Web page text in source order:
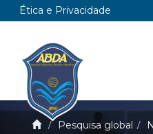
Ética e Privacidade
Pesquisa global